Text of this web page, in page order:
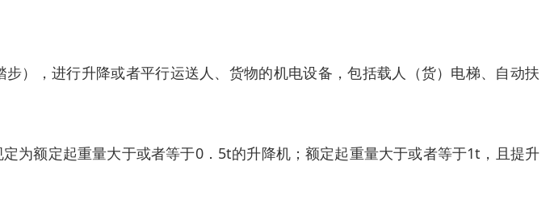
），进行升降或者平行运送人、货物的机电设备，包括载人（货）电梯、自动扶
为额定起重量大于或者等于0．5t的升降机；额定起重量大于或者等于1t，且提升